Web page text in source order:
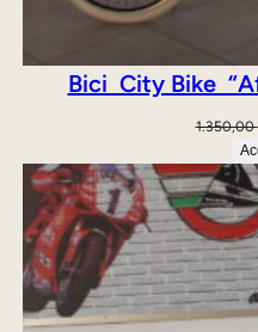
Bici City Bike
1.350,00